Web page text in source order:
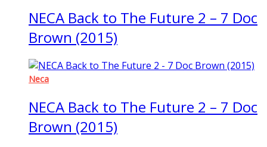
NECA Back to The Future 2 – 7 Doc
Brown (2015)
Neca
NECA Back to The Future 2 – 7 Doc
Brown (2015)